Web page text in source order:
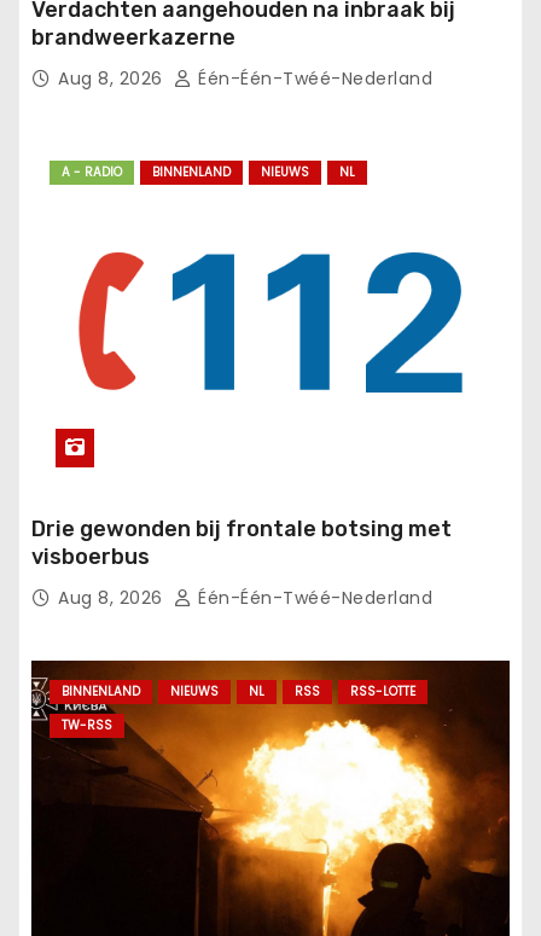
Verdachten aangehouden na inbraak bij
brandweerkazerne
Aug 8, 2026 Één-Één-Twéé-Nederland
A - RADIO BINNENLAND NIEUWS NL
Drie gewonden bij frontale botsing met
visboerbus
Aug 8, 2026 Één-Één-Twéé-Nederland
BINNENLAND NIEUWS NL RSS
RSS-LOTTE
TW-RSS